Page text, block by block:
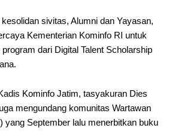
sivitas, Alumni dan Yayasan,
Kementerian Kominfo RI untuk
dari Digital Talent Scholarship
Kominfo Jatim, tasyakuran Dies
mengundang komunitas Wartawan
yang September lalu menerbitkan buku